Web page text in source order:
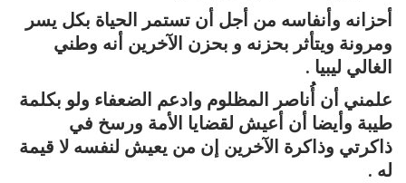
أحزانه وأنفاسه من أجل أن تستمر الحياة بكل يسر
ومرونة ويتأثر بحزنه و بحزن الآخرين أنه وطني
الغالي ليبيا .
علمني أن أُناصر المظلوم وادعم الضعفاء ولو بكلمة
طيبة وأيضا أن أعيش لقضايا الأمة ورسخ في
ذاكرتي وذاكرة الآخرين إن من يعيش لنفسه لا قيمة
له .